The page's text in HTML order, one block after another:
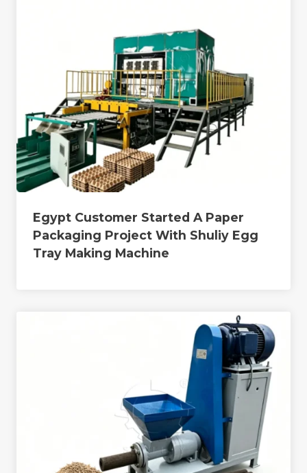
Egypt Customer Started A Paper
Packaging Project With Shuliy Egg
Tray Making Machine